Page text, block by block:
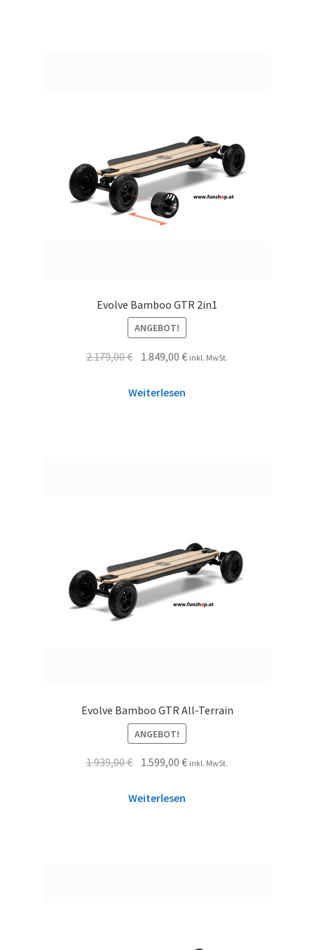
Evolve Bamboo GTR 2in1
ANGEBOT!
2.179,00€ 1.849,00€ inkl. MwSt.
Weiterlesen
Evolve Bamboo GTR All-Terrain
ANGEBOT!
1.939,00€ 1.599,00€ inkl. MwSt.
Weiterlesen